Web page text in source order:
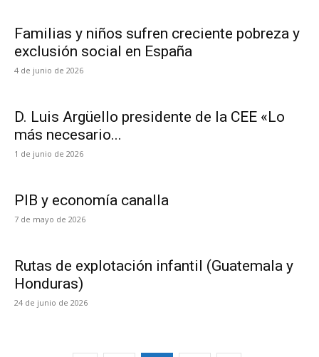
Familias y niños sufren creciente pobreza y
exclusión social en España
4 de junio de 2026
D. Luis Argüello presidente de la CEE «Lo
más necesario...
1 de junio de 2026
PIB y economía canalla
7 de mayo de 2026
Rutas de explotación infantil (Guatemala y
Honduras)
24 de junio de 2026